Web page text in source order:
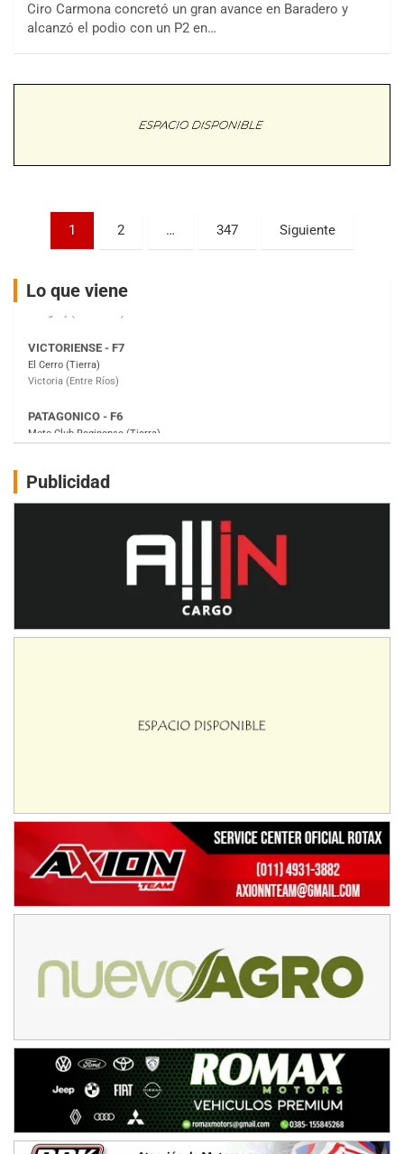
Ciro Carmona concretó un gran avance en Baradero y
alcanzó el podio con un P2 en…
Paginación
entradas
1 2 … 347 Siguiente
Lo que viene
COBERTURA ESPECIAL DE E-KART.COM.AR
08/09-AGO
IAME SERIES ARGENTINA 6
Parque de la Velocidad (Asfalto)
Villaguay (Entre Ríos)
El Cerro (Tierra)
Victoria (Entre Ríos)
Moto Club Reginense (Tierra)
Gral. E. Godoy (Río Negro)
Juventud Unida (Tierra)
Humboldt (Santa Fe)
Ciudad de Avellaneda (Asfalto)
Avellaneda (Santa Fe)
SUR SANTAFESINO - F4
José Samuel Sánchez (Tierra)
El Timbó (Tucumán)
IAME SERIES ARGENTINA 6
Ciudad de Trenque Lauquen (Asfalto)
Trenque Lauquen (Buenos Aires)
ENTRERRIANO - F6 (POSTERGADA)
Parque de la Velocidad (Asfalto)
Victoria (Entre Ríos)
PATAGONICO - F6
CSK - F7
Juventud Unida (Tierra)
Humboldt (Santa Fe)
NORESTE SANTAFESINO - F6
Publicidad